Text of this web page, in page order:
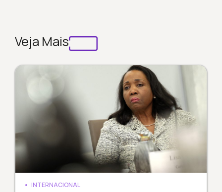
Veja Mais
INTERNACIONAL